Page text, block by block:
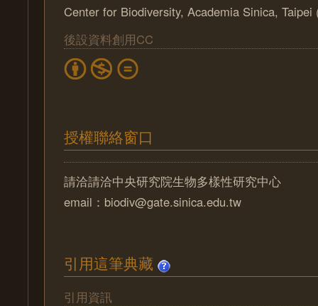
Center for Biodiversity, Academia Sinica, Taipei
後設資料創用CC
授權聯絡窗口
請洽請洽中央研究院生物多樣性研究中心
email：biodiv@gate.sinica.edu.tw
引用這筆典藏
引用資訊